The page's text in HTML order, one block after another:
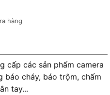
hàng
cấp các sản phẩm camera
báo cháy, báo trộm, chấm
tay...